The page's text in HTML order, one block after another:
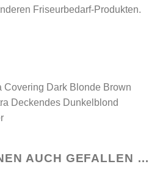
Friseurbedarf-Produkten.
Covering Dark Blonde Brown
Deckendes Dunkelblond
AUCH GEFALLEN …